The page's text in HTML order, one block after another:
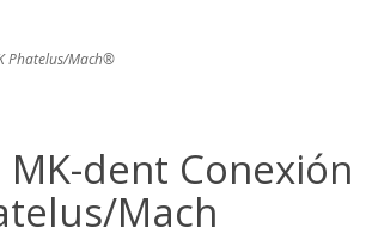
Phatelus/Mach®
dent Conexión
Mach